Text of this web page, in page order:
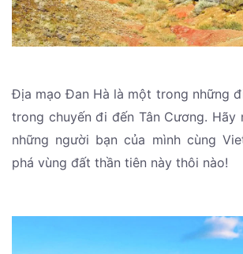
Địa mạo Đan Hà là một trong những
trong chuyến đi đến Tân Cương. Hãy
những người bạn của mình cùng
phá vùng đất thần tiên này thôi nào!